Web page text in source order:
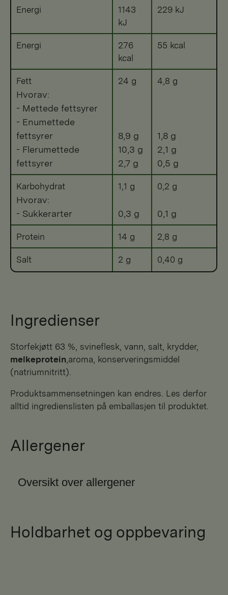
Energi
1143
kJ
229 kJ
Energi
276
kcal
55 kcal
Fett
Hvorav:
- Mettede fettsyrer
- Enumettede
fettsyrer
- Flerumettede
fettsyrer
24 g
8,9 g
10,3 g
2,7 g
4,8 g
1,8 g
2,1 g
0,5 g
Karbohydrat
Hvorav:
- Sukkerarter
1,1 g
0,3 g
0,2 g
0,1 g
Protein 14 g 2,8 g
Salt 2 g 0,40 g
Ingredienser
storfekjøtt 63 %, svineflesk, vann, salt, krydder,
melkeprotein,aroma, konserveringsmiddel
(natriumnitritt).
Produktsammensetningen kan endres. Les derfor
alltid ingredienslisten på emballasjen til produktet.
Allergener
Oversikt over allergener
Holdbarhet og oppbevaring